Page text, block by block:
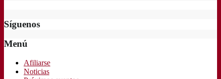
Síguenos
Menú
Afiliarse
Noticias